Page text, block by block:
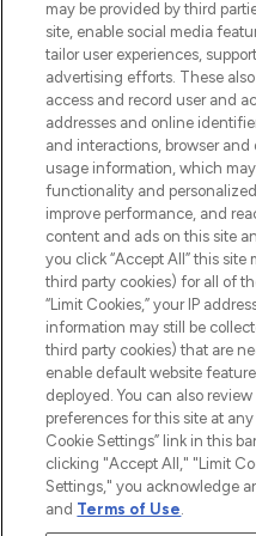
de la peau, des
de plus de 200
Faites vos
l’application,
55€
Do Not Sell or
AIDE ET
À PROPOS DE
may be provided by third
site, enable social media
tailor user experiences,
advertising efforts. These
access and record user and
addresses and online
and interactions, browser
usage information, which
functionality and
improve performance, and
content and ads on this site
you click “Accept All” this
third party cookies) for all of
“Limit Cookies,” your IP
information may still be
third party cookies) that are
enable default website
deployed. You can also
preferences for this site at
Cookie Settings” link in this
clicking "Accept All," "Limit
Settings," you acknowledge
and Terms of Use.